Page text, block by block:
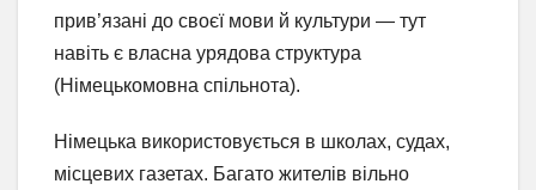
прив’язані до своєї мови й культури — тут
навіть є власна урядова структура
(Німецькомовна спільнота).
Німецька використовується в школах, судах,
місцевих газетах. Багато жителів вільно